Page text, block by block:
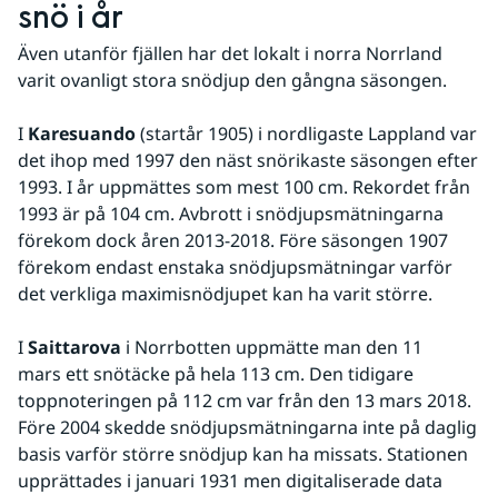
snö i år
Även utanför fjällen har det lokalt i norra Norrland
varit ovanligt stora snödjup den gångna säsongen.
I Karesuando (startår 1905) i nordligaste Lappland var
det ihop med 1997 den näst snörikaste säsongen efter
1993. I år uppmättes som mest 100 cm. Rekordet från
1993 är på 104 cm. Avbrott i snödjupsmätningarna
förekom dock åren 2013-2018. Före säsongen 1907
förekom endast enstaka snödjupsmätningar varför
det verkliga maximisnödjupet kan ha varit större.
I Saittarova i Norrbotten uppmätte man den 11
mars ett snötäcke på hela 113 cm. Den tidigare
toppnoteringen på 112 cm var från den 13 mars 2018.
Före 2004 skedde snödjupsmätningarna inte på daglig
basis varför större snödjup kan ha missats. Stationen
upprättades i januari 1931 men digitaliserade data